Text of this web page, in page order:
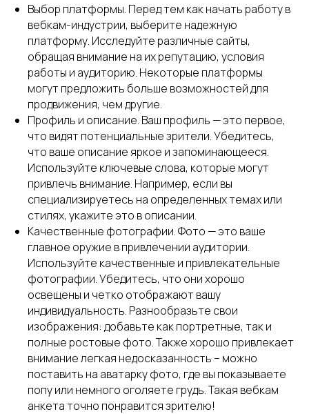
Выбор платформы. Перед тем как начать работу в
вебкам-индустрии, выберите надежную
платформу. Исследуйте различные сайты,
обращая внимание на их репутацию, условия
работы и аудиторию. Некоторые платформы
могут предложить больше возможностей для
продвижения, чем другие.
Профиль и описание. Ваш профиль — это первое,
что видят потенциальные зрители. Убедитесь,
что ваше описание яркое и запоминающееся.
Используйте ключевые слова, которые могут
привлечь внимание. Например, если вы
специализируетесь на определенных темах или
стилях, укажите это в описании.
Качественные фотографии. Фото — это ваше
главное оружие в привлечении аудитории.
Используйте качественные и привлекательные
фотографии. Убедитесь, что они хорошо
освещены и четко отображают вашу
индивидуальность. Разнообразьте свои
изображения: добавьте как портретные, так и
полные ростовые фото. Также хорошо привлекает
внимание легкая недосказанность – можно
поставить на аватарку фото, где вы показываете
попу или немного оголяете грудь. Такая вебкам
анкета точно понравится зрителю!